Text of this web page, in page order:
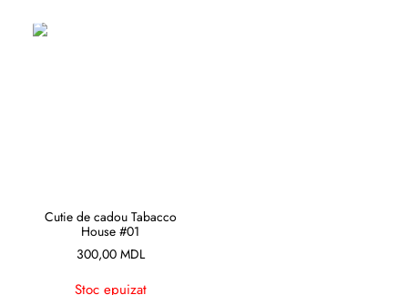
CITEȘTE MAI MULT
Cutie de cadou Tabacco
House #01
300,00 MDL
Stoc epuizat